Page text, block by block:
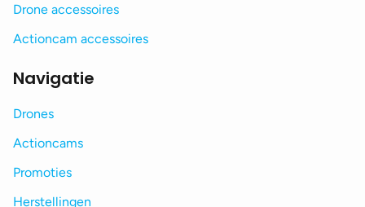
Drone accessoires
Actioncam accessoires
Navigatie
Drones
Actioncams
Promoties
Herstellingen